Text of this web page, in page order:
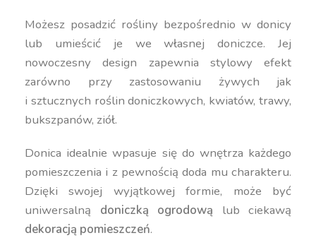
Możesz posadzić rośliny bezpośrednio w donicy
lub umieścić je we własnej doniczce. Jej
nowoczesny design zapewnia stylowy efekt
zarówno przy zastosowaniu żywych jak
i sztucznych roślin doniczkowych, kwiatów, trawy,
bukszpanów, ziół.
Donica idealnie wpasuje się do wnętrza każdego
pomieszczenia i z pewnością doda mu charakteru.
Dzięki swojej wyjątkowej formie, może być
uniwersalną doniczką ogrodową lub ciekawą
dekoracją pomieszczeń.